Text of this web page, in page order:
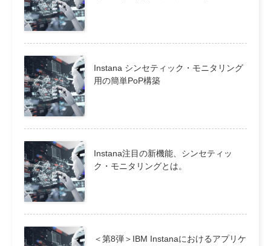
Instana シンセティック・モニタリング
用の簡単PoP構築
Instana注目の新機能、シンセティッ
ク・モニタリングとは。
＜第8弾＞IBM Instanaにおけるアプリケ